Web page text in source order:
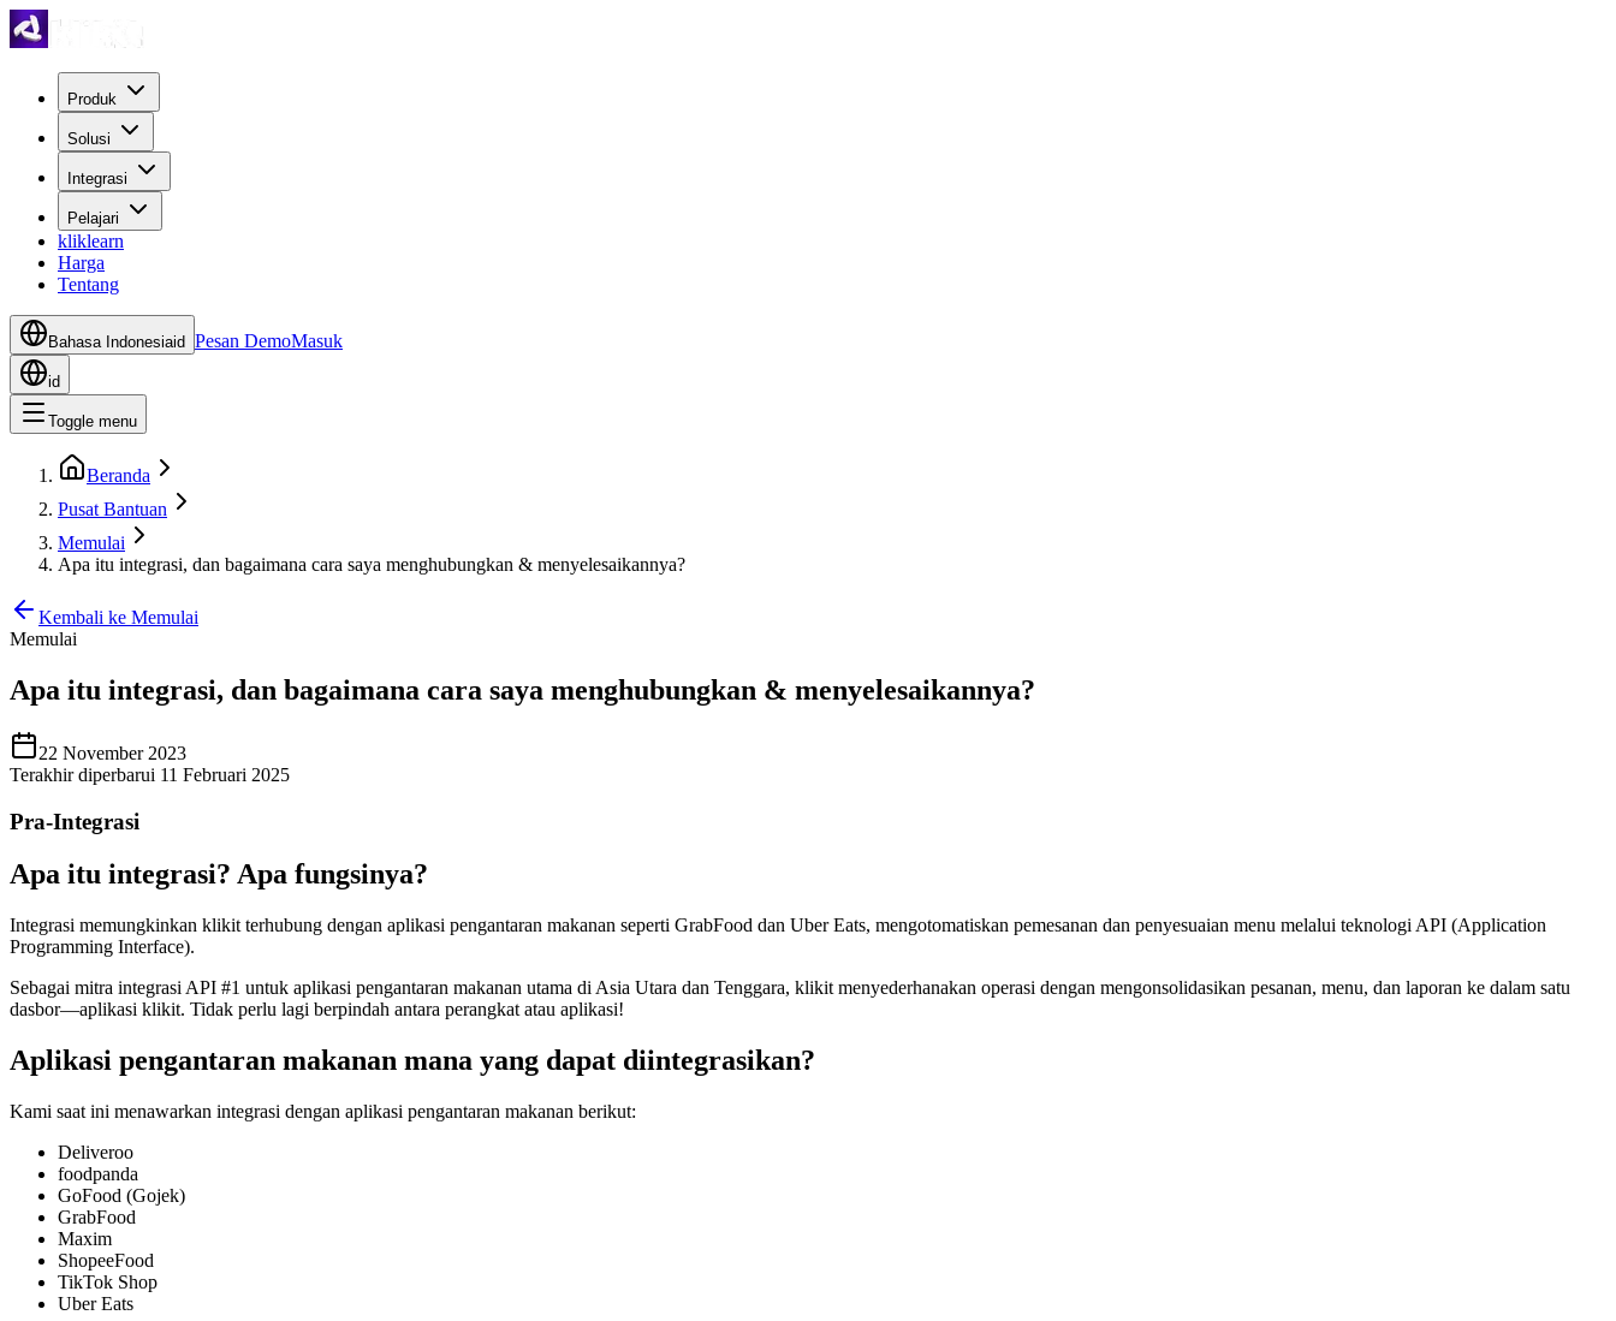
Produk
Solusi
Integrasi
Pelajari
kliklearn
Harga
Tentang
Bahasa Indonesiaid Pesan DemoMasuk
id
Toggle menu
Beranda
Pusat Bantuan
Memulai
Apa itu integrasi, dan bagaimana cara saya menghubungkan & menyelesaikannya?
Kembali ke Memulai
Memulai
Apa itu integrasi, dan bagaimana cara saya menghubungkan & menyelesaikannya?
22 November 2023
Terakhir diperbarui 11 Februari 2025
Pra-Integrasi
Apa itu integrasi? Apa fungsinya?
Integrasi memungkinkan klikit terhubung dengan aplikasi pengantaran makanan seperti GrabFood dan Uber Eats, mengotomatiskan pemesanan dan penyesuaian menu melalui teknologi API (Application
Programming Interface).
Sebagai mitra integrasi API #1 untuk aplikasi pengantaran makanan utama di Asia Utara dan Tenggara, klikit menyederhanakan operasi dengan mengonsolidasikan pesanan, menu, dan laporan ke dalam satu
dasbor—aplikasi klikit. Tidak perlu lagi berpindah antara perangkat atau aplikasi!
Aplikasi pengantaran makanan mana yang dapat diintegrasikan?
Kami saat ini menawarkan integrasi dengan aplikasi pengantaran makanan berikut:
Deliveroo
foodpanda
GoFood (Gojek)
GrabFood
Maxim
ShopeeFood
TikTok Shop
Uber Eats